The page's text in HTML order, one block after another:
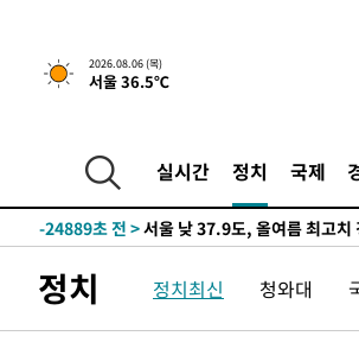
2026.08.06 (목)
서울 36.5℃
실시간 정치 국제
-26205초 전 >[속보]합참 "북, 동해상으로 미
-25601초 전 >'낮 최고 39도' 불볕더위…한밤
-25222초 전 >
"韓 외환시장 개입 관측 배경
-25049초 전 >
-24889초 전 >서울 낮 37.9도, 올여름 최고
-20546초 전 >
[속보]코스닥, 800p 회복
-20476초 전 >[속보]코스피, 301.88포인트
정치 정치최신 청와대